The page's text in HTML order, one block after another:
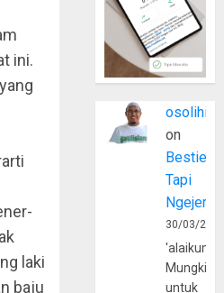
ini.
laki
baju
osolihin
on
Bestie
Tapi
30/03/
Mungkin
untuk